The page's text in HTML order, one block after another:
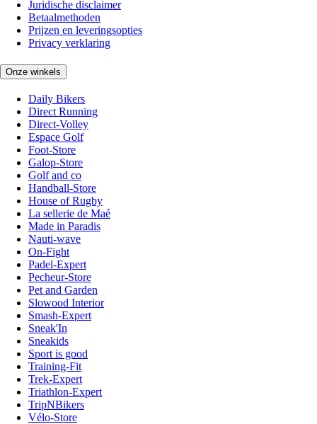
Juridische disclaimer
Betaalmethoden
Prijzen en leveringsopties
Privacy verklaring
Onze winkels
Daily Bikers
Direct Running
Direct-Volley
Espace Golf
Foot-Store
Galop-Store
Golf and co
Handball-Store
House of Rugby
La sellerie de Maé
Made in Paradis
Nauti-wave
On-Fight
Padel-Expert
Pecheur-Store
Pet and Garden
Slowood Interior
Smash-Expert
Sneak'In
Sneakids
Sport is good
Training-Fit
Trek-Expert
Triathlon-Expert
TripNBikers
Vélo-Store